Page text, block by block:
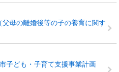
母の離婚後等の子の養育に関す
子ども・子育て支援事業計画